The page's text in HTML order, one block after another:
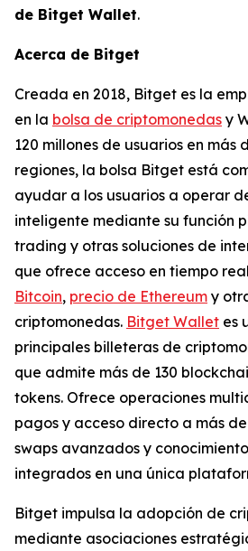
de Bitget Wallet.
Acerca de Bitget
Creada en 2018, Bitget es la
en la bolsa de criptomonedas y
120 millones de usuarios en más
regiones, la bolsa Bitget está
ayudar a los usuarios a operar
inteligente mediante su función
trading y otras soluciones de
que ofrece acceso en tiempo
Bitcoin, precio de Ethereum y
criptomonedas. Bitget Wallet es
principales billeteras de
que admite más de 130
tokens. Ofrece operaciones
pagos y acceso directo a más de
swaps avanzados y
integrados en una única
Bitget impulsa la adopción de
mediante asociaciones